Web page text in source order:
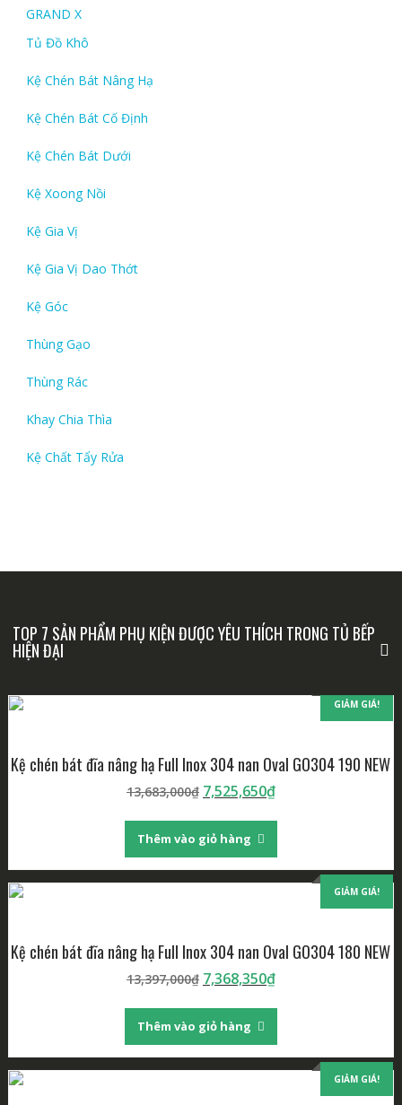
GRAND X
Tủ Đồ Khô
Kệ Chén Bát Nâng Hạ
Kệ Chén Bát Cố Định
Kệ Chén Bát Dưới
Kệ Xoong Nồi
Kệ Gia Vị
Kệ Gia Vị Dao Thớt
Kệ Góc
Thùng Gạo
Thùng Rác
Khay Chia Thìa
Kệ Chất Tẩy Rửa
TOP 7 SẢN PHẨM PHỤ KIỆN ĐƯỢC YÊU THÍCH TRONG TỦ BẾP
HIỆN ĐẠI
GIẢM GIÁ!
Kệ chén bát đĩa nâng hạ Full Inox 304 nan Oval GO304 190 NEW
13,683,000₫ Giá
là:
13,683,000₫.
7,525,650₫Giá
7,525,650₫.
Thêm vào giỏ hàng
GIẢM GIÁ!
Kệ chén bát đĩa nâng hạ Full Inox 304 nan Oval GO304 180 NEW
13,397,000₫ Giá
là:
13,397,000₫.
7,368,350₫Giá
7,368,350₫.
Thêm vào giỏ hàng
GIẢM GIÁ!